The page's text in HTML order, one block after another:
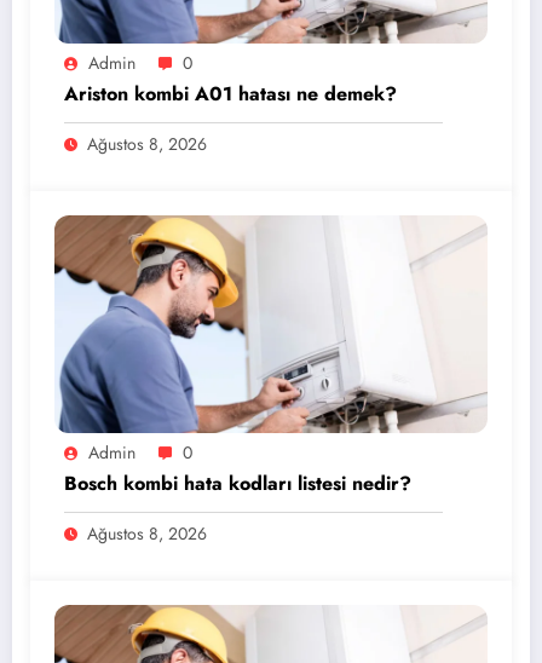
Admin 0
Ariston kombi A01 hatası ne demek?
Ağustos 8, 2026
Admin 0
Bosch kombi hata kodları listesi nedir?
Ağustos 8, 2026